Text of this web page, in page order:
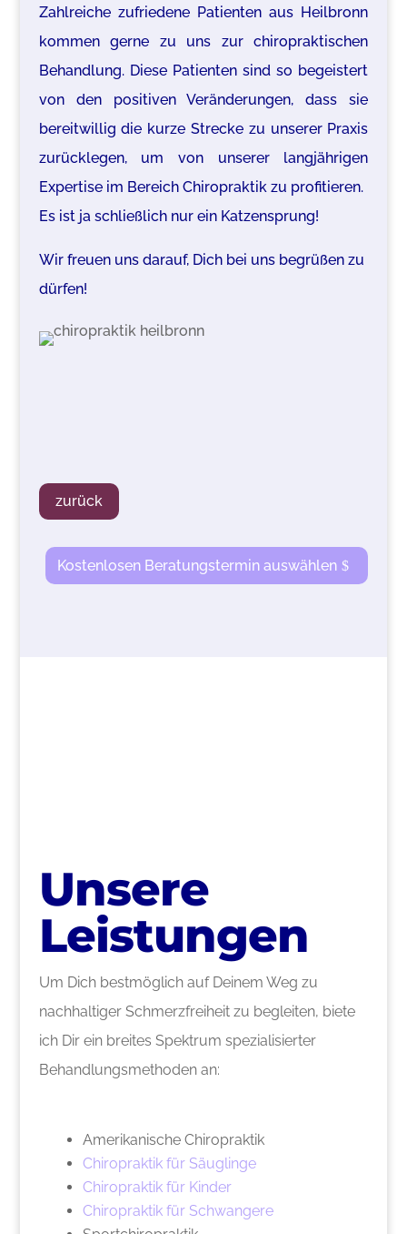
Zahlreiche zufriedene Patienten aus Heilbronn
kommen gerne zu uns zur chiropraktischen
Behandlung. Diese Patienten sind so begeistert
von den positiven Veränderungen, dass sie
bereitwillig die kurze Strecke zu unserer Praxis
zurücklegen, um von unserer langjährigen
Expertise im Bereich Chiropraktik zu profitieren.
Es ist ja schließlich nur ein Katzensprung!
Wir freuen uns darauf, Dich bei uns begrüßen zu
dürfen!
zurück
Kostenlosen Beratungstermin auswählen
Unsere
Leistungen
Um Dich bestmöglich auf Deinem Weg zu
nachhaltiger Schmerzfreiheit zu begleiten, biete
ich Dir ein breites Spektrum spezialisierter
Behandlungsmethoden an:
Amerikanische Chiropraktik
Chiropraktik für Säuglinge
Chiropraktik für Kinder
Chiropraktik für Schwangere